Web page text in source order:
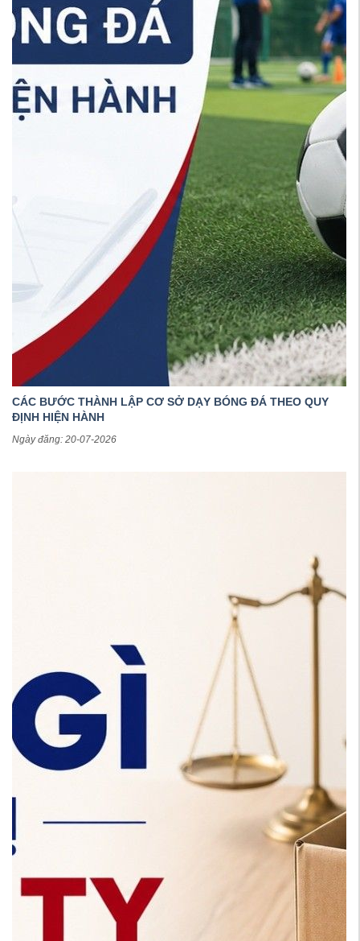
CÁC BƯỚC THÀNH LẬP CƠ SỞ DẠY BÓNG ĐÁ THEO QUY
ĐỊNH HIỆN HÀNH
Ngày đăng: 20-07-2026